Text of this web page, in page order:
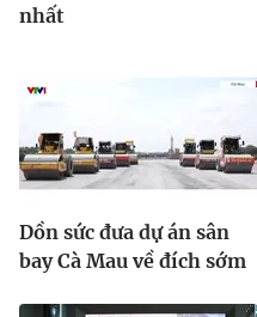
nhất
Dồn sức đưa dự án sân
bay Cà Mau về đích sớm